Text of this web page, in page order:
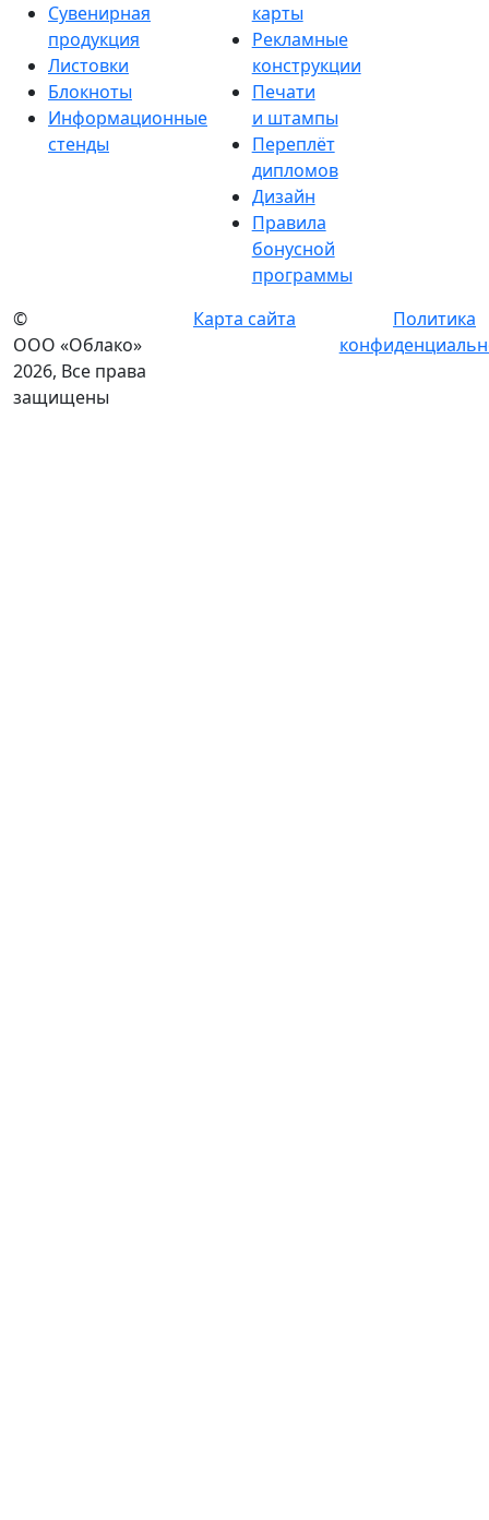
Сувенирная
продукция
Листовки
Блокноты
Информационные
стенды
карты
Рекламные
конструкции
Печати
и штампы
Переплёт
дипломов
Дизайн
Правила
бонусной
программы
©
ООО «Облако»
2026, Все права
защищены
Карта сайта
Политика